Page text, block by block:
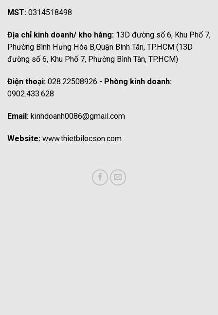
MST: 0314518498
Địa chỉ kinh doanh/ kho hàng: 13D đường số 6, Khu Phố 7,
Phường Bình Hưng Hòa B,Quận Bình Tân, TP.HCM (13D
đường số 6, Khu Phố 7, Phường Bình Tân, TP.HCM)
Điện thoại: 028.22508926 - Phòng kinh doanh:
0902.433.628
Email: kinhdoanh0086@gmail.com
Website: www.thietbilocson.com